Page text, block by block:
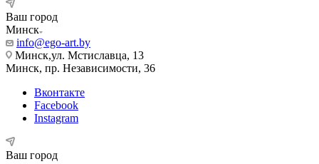
Ваш город
Минск
info@ego-art.by
Минск,ул. Мстиславца, 13
Минск, пр. Независимости, 36
Вконтакте
Facebook
Instagram
Ваш город